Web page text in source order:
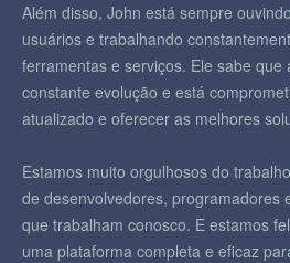
Além disso, John está sempre
usuários e trabalhando
ferramentas e serviços. Ele sabe que
constante evolução e está
atualizado e oferecer as melhores
Estamos muito orgulhosos do
de desenvolvedores, programadores
que trabalham conosco. E estamos
uma plataforma completa e eficaz